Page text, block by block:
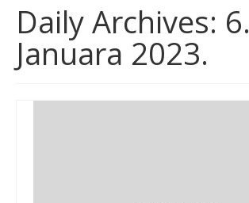
Službeni glasnici
Javne nabavke
Značajni datumi i manifestacije
Daily Archives: 6.
Januara 2023.